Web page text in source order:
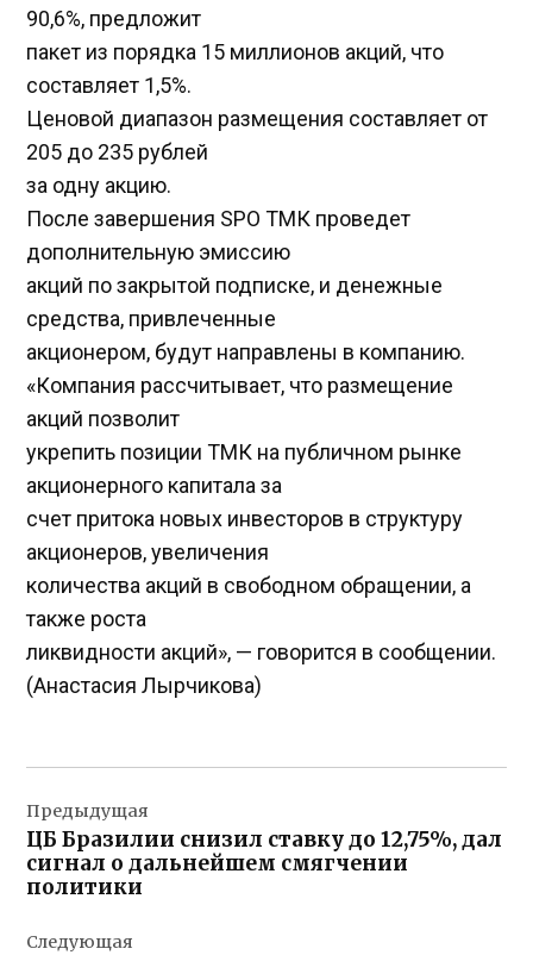
90,6%, предложит
пакет из порядка 15 миллионов акций, что
составляет 1,5%.
Ценовой диапазон размещения составляет от
205 до 235 рублей
за одну акцию.
После завершения SPO ТМК проведет
дополнительную эмиссию
акций по закрытой подписке, и денежные
средства, привлеченные
акционером, будут направлены в компанию.
«Компания рассчитывает, что размещение
акций позволит
укрепить позиции ТМК на публичном рынке
акционерного капитала за
счет притока новых инвесторов в структуру
акционеров, увеличения
количества акций в свободном обращении, а
также роста
ликвидности акций», — говорится в сообщении.
(Анастасия Лырчикова)
по
записям
Предыдущая
ЦБ Бразилии снизил ставку до 12,75%, дал
сигнал о дальнейшем смягчении
политики
Следующая